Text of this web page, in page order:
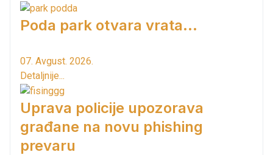
Poda park otvara vrata...
07. Avgust. 2026.
Detaljnije...
Uprava policije upozorava
građane na novu phishing
prevaru